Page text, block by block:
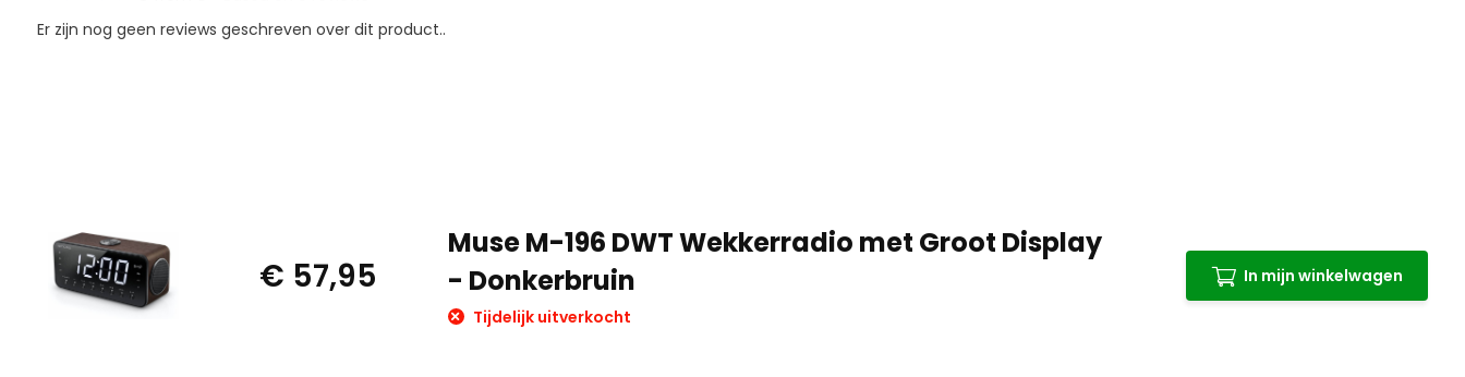
Er zijn nog geen reviews geschreven over dit product..
€ 57,95
Muse M-196 DWT Wekkerradio met Groot Display
- Donkerbruin
Tijdelijk uitverkocht
In mijn winkelwagen